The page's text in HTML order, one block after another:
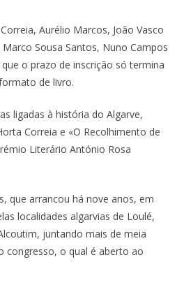
Aurélio Marcos, João Vasco
Sousa Santos, Nuno Campos
o prazo de inscrição só termina
de livro.
ligadas à história do Algarve,
Correia e «O Recolhimento de
Literário António Rosa
que arrancou há nove anos, em
localidades algarvias de Loulé,
juntando mais de meia
congresso, o qual é aberto ao